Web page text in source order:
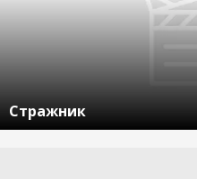
Стражник